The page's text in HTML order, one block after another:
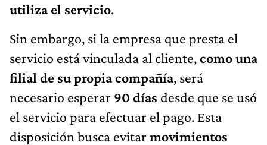
utiliza el servicio.
Sin embargo, si la empresa que presta el
servicio está vinculada al cliente,como una
filial de su propia compañía, será
necesario esperar 90 días desde que se usó
el servicio para efectuar el pago. Esta
disposición busca evitar movimientos